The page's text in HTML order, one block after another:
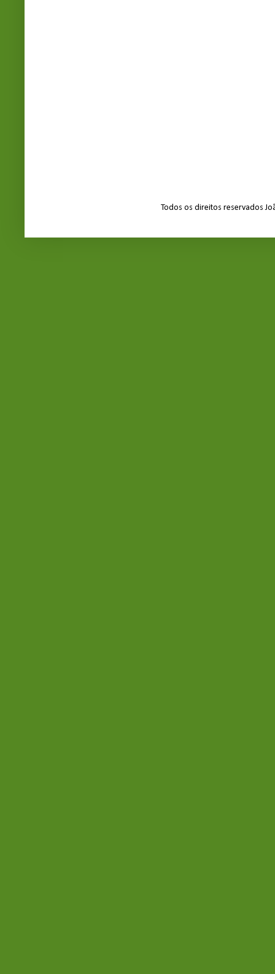
Todos os direitos reservados